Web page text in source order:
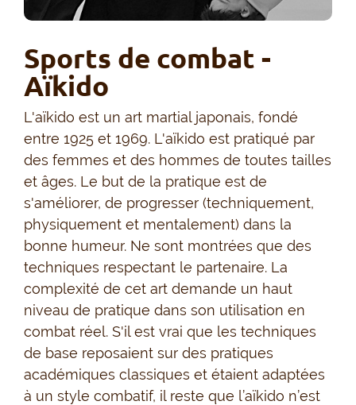
Sports de combat -
Aïkido
L'aïkido est un art martial japonais, fondé
entre 1925 et 1969. L'aïkido est pratiqué par
des femmes et des hommes de toutes tailles
et âges. Le but de la pratique est de
s'améliorer, de progresser (techniquement,
physiquement et mentalement) dans la
bonne humeur. Ne sont montrées que des
techniques respectant le partenaire. La
complexité de cet art demande un haut
niveau de pratique dans son utilisation en
combat réel. S'il est vrai que les techniques
de base reposaient sur des pratiques
académiques classiques et étaient adaptées
à un style combatif, il reste que l’aïkido n’est